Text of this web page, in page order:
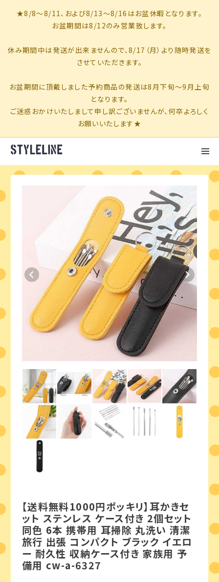
【送料無料1000円ポッキリ】耳かきセ
ット ステンレス ケース付き 2個セット
同色 6本 携帯用 耳掃除 丸洗い 清潔
旅行 出張 コンパクト ブラック イエロ
ー 耐久性 収納ケース付き 家族用 予
備用 cw-a-6327